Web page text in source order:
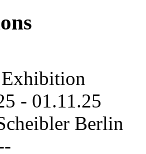
- 01.11.25
Berlin